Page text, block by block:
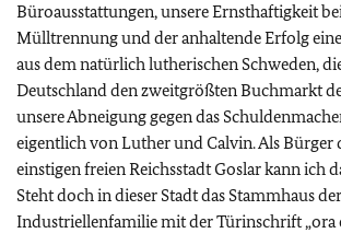
Büroausstattungen, unsere Ernsthaftigkeit
Mülltrennung und der anhaltende Erfolg
aus dem natürlich lutherischen Schweden,
Deutschland den zweitgrößten Buchmarkt
unsere Abneigung gegen das
eigentlich von Luther und Calvin. Als Bürger
einstigen freien Reichsstadt Goslar kann ich
Steht doch in dieser Stadt das Stammhaus
Industriellenfamilie mit der Türinschrift „ora